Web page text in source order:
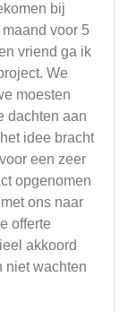
bij
voor 5
vriend ga ik
We
moesten
dachten aan
idee bracht
een zeer
opgenomen
ons naar
offerte
akkoord
niet wachten